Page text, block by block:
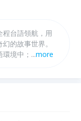
程台語領航，用
的故事世界。
環境中；聽故
...more